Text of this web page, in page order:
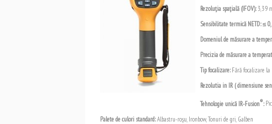
Rezoluţia spaţială (IFOV):3,39
Sensibilitate termică NETD:≤
Domeniul de măsurare a
Precizia de măsurare a
Tip focalizare:Fără focalizare
Rezolutia in IR ( dimensiune
Tehnologie unică IR-Fusion®:
Palete de culori standard:Albastru-roşu, Ironbow, Tonuri de gri, Galben